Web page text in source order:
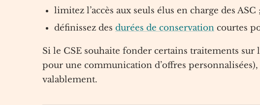
limitez l’accès aux seuls élus en charge des ASC ;
définissez des durées de conservation courtes
Si le CSE souhaite fonder certains traitements sur
pour une communication d’offres
valablement.